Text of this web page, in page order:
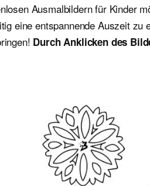
Ausmalbildern für Kinder
eine entspannende Auszeit zu
Durch Anklicken des